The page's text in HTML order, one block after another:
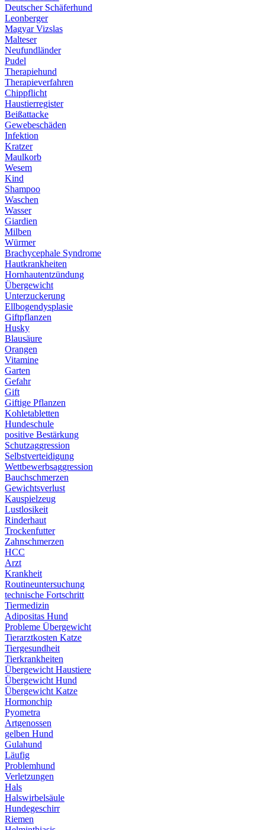
Deutscher Schäferhund
Leonberger
Magyar Vizslas
Malteser
Neufundländer
Pudel
Therapiehund
Therapieverfahren
Chippflicht
Haustierregister
Beißattacke
Gewebeschäden
Infektion
Kratzer
Maulkorb
Wesem
Kind
Shampoo
Waschen
Wasser
Giardien
Milben
Würmer
Brachycephale Syndrome
Hautkrankheiten
Hornhautentzündung
Übergewicht
Unterzuckerung
Ellbogendysplasie
Giftpflanzen
Husky
Blausäure
Orangen
Vitamine
Garten
Gefahr
Gift
Giftige Pflanzen
Kohletabletten
Hundeschule
positive Bestärkung
Schutzaggression
Selbstverteidigung
Wettbewerbsaggression
Bauchschmerzen
Gewichtsverlust
Kauspielzeug
Lustlosikeit
Rinderhaut
Trockenfutter
Zahnschmerzen
HCC
Arzt
Krankheit
Routineuntersuchung
technische Fortschritt
Tiermedizin
Adipositas Hund
Probleme Übergewicht
Tierarztkosten Katze
Tiergesundheit
Tierkrankheiten
Übergewicht Haustiere
Übergewicht Hund
Übergewicht Katze
Hormonchip
Pyometra
Artgenossen
gelben Hund
Gulahund
Läufig
Problemhund
Verletzungen
Hals
Halswirbelsäule
Hundegeschirr
Riemen